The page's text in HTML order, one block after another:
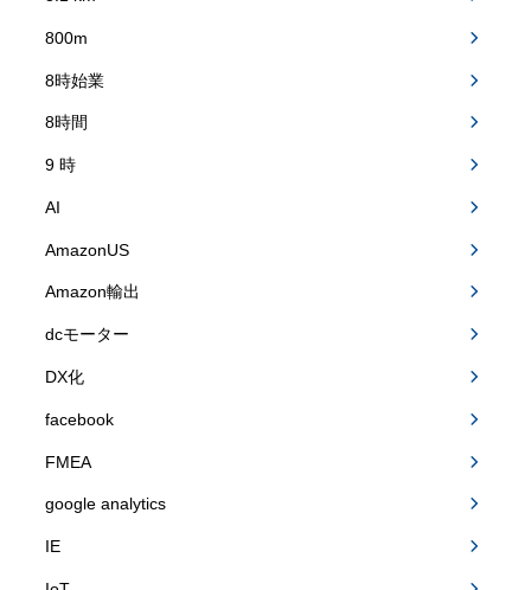
800m
8時始業
8時間
9 時
AI
AmazonUS
Amazon輸出
dcモーター
DX化
facebook
FMEA
google analytics
IE